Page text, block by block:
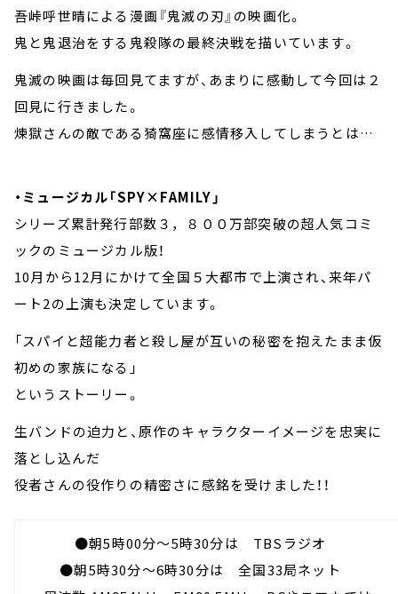
吾峠呼世晴による漫画『鬼滅の刃』の映画化。
鬼と鬼退治をする鬼殺隊の最終決戦を描いています。
鬼滅の映画は毎回見てますが、あまりに感動して今回は２
回見に行きました。
煉獄さんの敵である猗窩座に感情移入してしまうとは…
・ミュージカル「SPY×FAMILY」
シリーズ累計発行部数３，８００万部突破の超人気コミ
ックのミュージカル版！
10月から12月にかけて全国５大都市で上演され、来年パ
ート2の上演も決定しています。
「スパイと超能力者と殺し屋が互いの秘密を抱えたまま仮
初めの家族になる」
というストーリー。
生バンドの迫力と、原作のキャラクターイメージを忠実に
落とし込んだ
役者さんの役作りの精密さに感銘を受けました！！
●朝5時00分～5時30分は TBSラジオ
●朝5時30分～6時30分は 全国33局ネット